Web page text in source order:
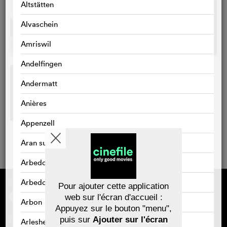
Altstätten
Alvaschein
Amriswil
Andelfingen
Andermatt
Anières
Appenzell
Aran sur Vilette
Arbedo
Arbedo-Castione
Arbon
Arlesheim
Sponsorisé par
Contact
À propos de cinefile
S'inscrire/s'abonner
Newsletter
FAQ
Pour ajouter cette application
web sur l'écran d'accueil :
Appuyez sur le bouton "menu",
puis sur Ajouter sur l'écran